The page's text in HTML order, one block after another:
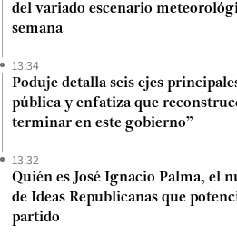
del variado escenario
semana
13:34
Poduje detalla seis ejes
pública y enfatiza que
terminar en este gobierno”
13:32
Quién es José Ignacio Palma, el
de Ideas Republicanas que
partido